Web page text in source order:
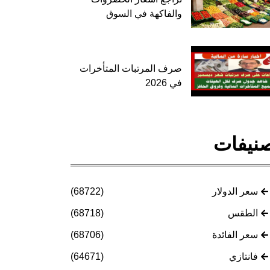
والفاكهة في السوق
صرف المرتبات المتأخرات
في 2026
سعر الدولار (68722)
الطقس (68718)
سعر الفائدة (68706)
فانتازي (64671)